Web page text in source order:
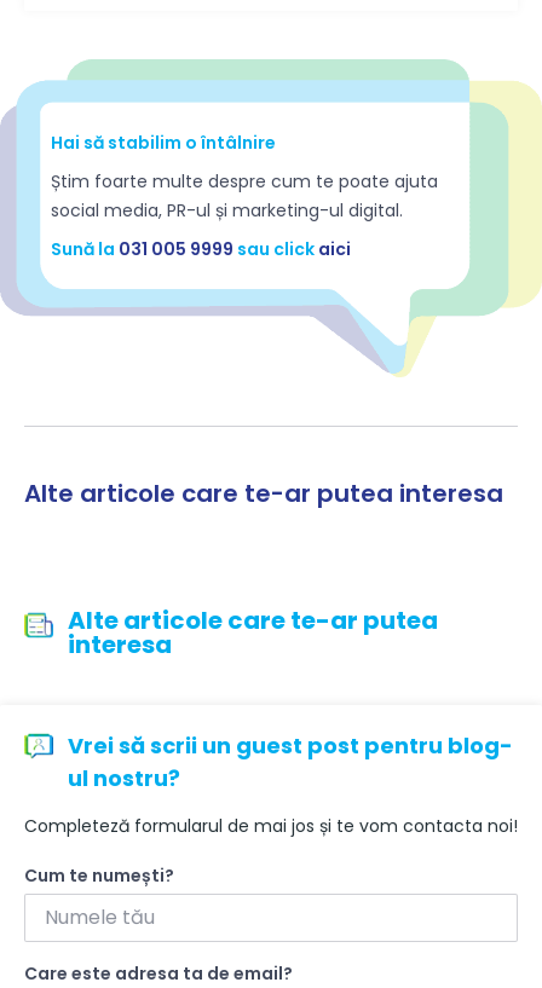
Hai să stabilim o întâlnire
Știm foarte multe despre cum te poate ajuta
social media, PR-ul și marketing-ul digital.
Sună la 031 005 9999 sau click aici
Alte articole care te-ar putea interesa
Alte articole care te-ar putea
interesa
Vrei să scrii un guest post pentru blog-
ul nostru?
Completeză formularul de mai jos și te vom contacta noi!
Cum te numești?
Care este adresa ta de email?